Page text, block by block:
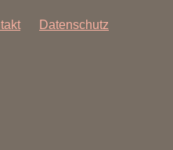
Datenschutz